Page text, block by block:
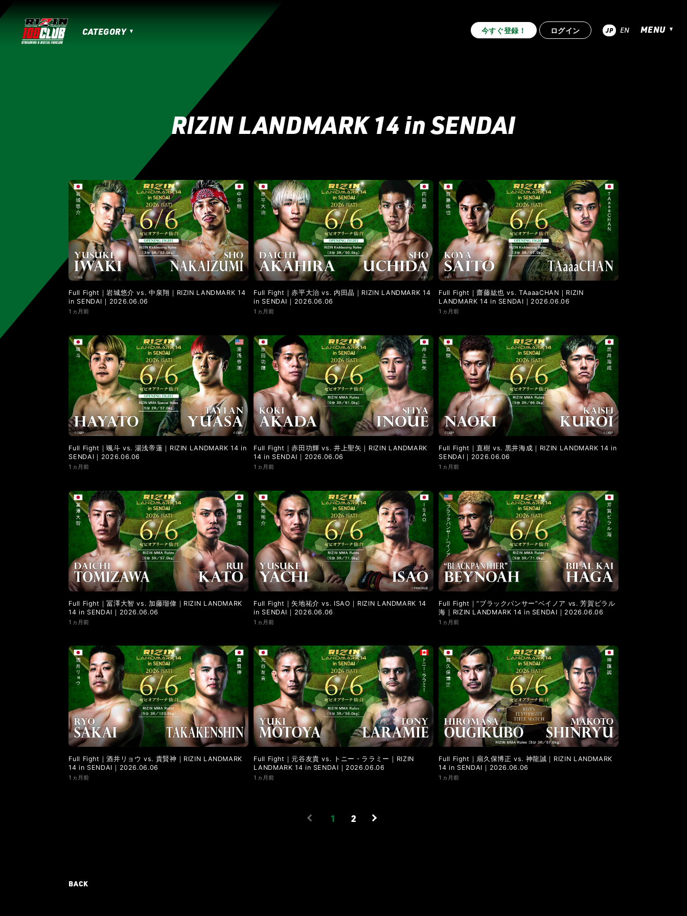
CATEGORY
平成最後のやれんのか！
超RIZIN.2
RIZIN DECADE【 雷神番外地 / RIZIN.49 】 RIZIN.48 RIZIN.47 RIZIN.46 RIZIN.45 RIZIN.44 RIZIN.43
RIZIN.29
RIZIN.19 RIZIN.18 RIZIN.17 RIZIN.16 RIZIN.15 RIZIN.14 RIZIN.13 RIZIN.12 RIZIN.11 RIZIN.10 RIZIN.9 RIZIN.8
RIZIN.7 RIZIN.6 RIZIN.5 RIZIN.4 RIZIN.3 RIZIN.2 RIZIN.1 TRIGGER 3rd TRIGGER 2nd TRIGGER 1st
LANDMARK vol.17 LANDMARK vol.16 LANDMARK vol.15 LANDMARK vol.14 LANDMARK vol.13 LANDMARK vol.12
LANDMARK vol.11 LANDMARK vol.10 LANDMARK vol.9 LANDMARK vol.8 LANDMARK vol.7 LANDMARK vol.6 LANDMARK vol.5
LANDMARK vol.4 LANDMARK vol.3 LANDMARK vol.2 LANDMARK vol.1
今すぐ登録！ ログイン JP EN MENU
MOVIE
RIZIN LANDMARK 14 in SENDAI
Full Fight｜岩城悠介 vs. 中泉翔｜RIZIN LANDMARK 14
in SENDAI｜2026.06.06
1ヵ月前
Full Fight｜赤平大治 vs. 内田晶｜RIZIN LANDMARK 14
in SENDAI｜2026.06.06
1ヵ月前
Full Fight｜齋藤紘也 vs. TAaaaCHAN｜RIZIN
LANDMARK 14 in SENDAI｜2026.06.06
1ヵ月前
Full Fight｜颯斗 vs. 湯浅帝蓮｜RIZIN LANDMARK 14 in
SENDAI｜2026.06.06
1ヵ月前
Full Fight｜赤田功輝 vs. 井上聖矢｜RIZIN LANDMARK
14 in SENDAI｜2026.06.06
1ヵ月前
Full Fight｜直樹 vs. 黒井海成｜RIZIN LANDMARK 14 in
SENDAI｜2026.06.06
1ヵ月前
Full Fight｜冨澤大智 vs. 加藤瑠偉｜RIZIN LANDMARK
14 in SENDAI｜2026.06.06
1ヵ月前
Full Fight｜矢地祐介 vs. ISAO｜RIZIN LANDMARK 14
in SENDAI｜2026.06.06
1ヵ月前
Full Fight｜“ブラックパンサー”ベイノア vs. 芳賀ビラル
海｜RIZIN LANDMARK 14 in SENDAI｜2026.06.06
1ヵ月前
Full Fight｜酒井リョウ vs. 貴賢神｜RIZIN LANDMARK
14 in SENDAI｜2026.06.06
1ヵ月前
Full Fight｜元谷友貴 vs. トニー・ララミー｜RIZIN
LANDMARK 14 in SENDAI｜2026.06.06
1ヵ月前
Full Fight｜扇久保博正 vs. 神龍誠｜RIZIN LANDMARK
14 in SENDAI｜2026.06.06
1ヵ月前
1 2
BACK